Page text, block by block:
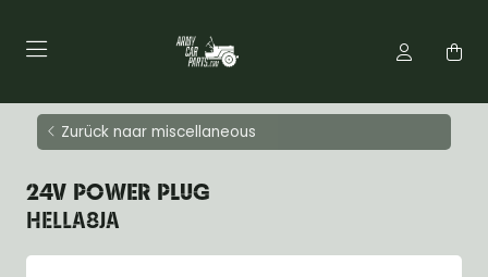
Zurück naar miscellaneous
24V POWER PLUG
HELLA8JA